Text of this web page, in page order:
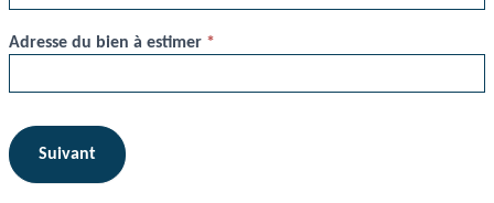
Adresse du bien à estimer *
Suivant